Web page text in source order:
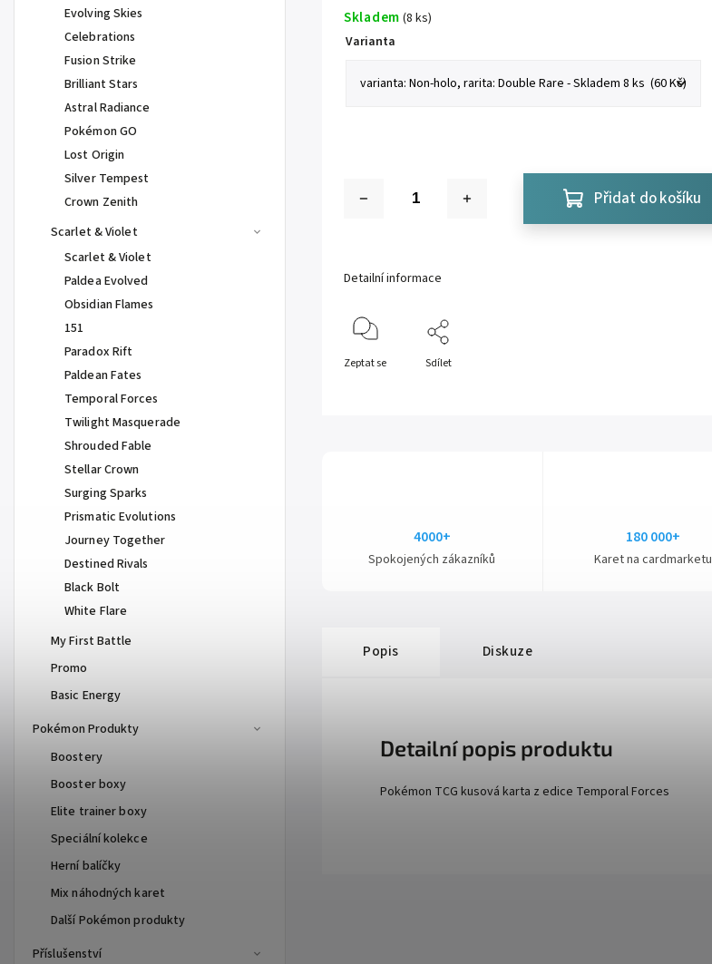
Evolving Skies
Celebrations
Fusion Strike
Brilliant Stars
Astral Radiance
Pokémon GO
Lost Origin
Silver Tempest
Crown Zenith
Scarlet & Violet
Scarlet & Violet
Paldea Evolved
Obsidian Flames
151
Paradox Rift
Paldean Fates
Temporal Forces
Twilight Masquerade
Shrouded Fable
Stellar Crown
Surging Sparks
Prismatic Evolutions
Journey Together
Destined Rivals
Black Bolt
White Flare
My First Battle
Promo
Basic Energy
Pokémon Produkty
Boostery
Booster boxy
Elite trainer boxy
Speciální kolekce
Herní balíčky
Mix náhodných karet
Další Pokémon produkty
Příslušenství
Skladem (8 ks)
Varianta
Přidat do košíku
Detailní informace
Zeptat se Sdílet
4000+
Spokojených zákazníků
180 000+
Karet na cardmarketu
Popis Diskuze
Detailní popis produktu
Pokémon TCG kusová karta z edice Temporal Forces